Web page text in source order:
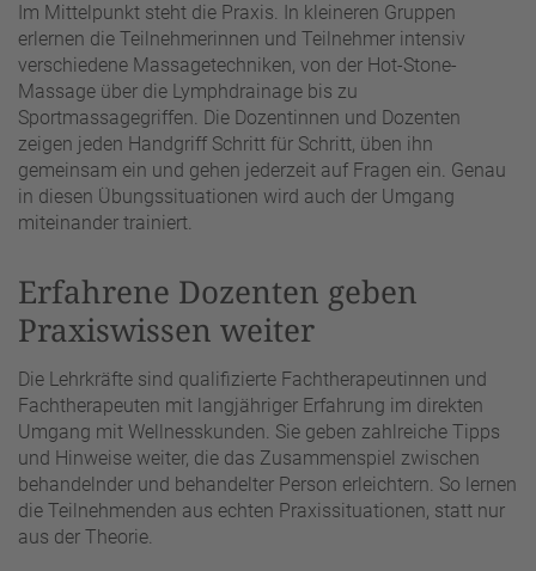
Im Mittelpunkt steht die Praxis. In kleineren Gruppen
erlernen die Teilnehmerinnen und Teilnehmer intensiv
verschiedene Massagetechniken, von der Hot-Stone-
Massage über die Lymphdrainage bis zu
Sportmassagegriffen. Die Dozentinnen und Dozenten
zeigen jeden Handgriff Schritt für Schritt, üben ihn
gemeinsam ein und gehen jederzeit auf Fragen ein. Genau
in diesen Übungssituationen wird auch der Umgang
miteinander trainiert.
Erfahrene Dozenten geben
Praxiswissen weiter
Die Lehrkräfte sind qualifizierte Fachtherapeutinnen und
Fachtherapeuten mit langjähriger Erfahrung im direkten
Umgang mit Wellnesskunden. Sie geben zahlreiche Tipps
und Hinweise weiter, die das Zusammenspiel zwischen
behandelnder und behandelter Person erleichtern. So lernen
die Teilnehmenden aus echten Praxissituationen, statt nur
aus der Theorie.